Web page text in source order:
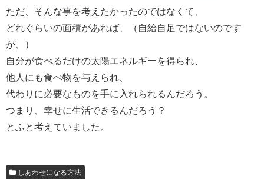
ただ、そんな事を考えたかったのではなくて、
どれぐらいの面積があれば、（自給自足ではないのです
が、）
自分が食べるだけの太陽エネルギーを得られ、
他人にも食べ物を与えられ、
代わりに必要なものを手に入れられるんだろう。
つまり、幸せに生活できるんだろう？
とふと考えていました。
しあわせになる方法